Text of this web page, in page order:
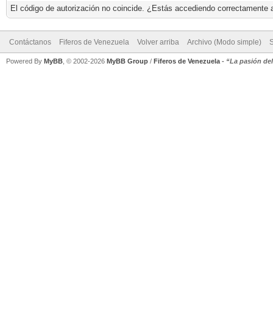
El código de autorización no coincide. ¿Estás accediendo
Contáctanos Fiferos de Venezuela Volver arriba Archivo (Modo simple)
Powered By MyBB , © 2002-2026 MyBB Group / Fiferos de Venezuela - “La pasión